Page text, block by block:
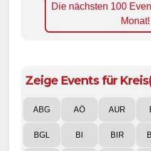
Die nächsten 100
Monat!
Zeige Events für
ABG AÖ AUR
BGL BI BIR